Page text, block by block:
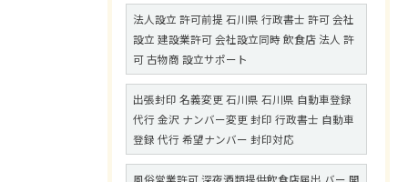
法人設立 許可前提 石川県 行政書士 許可 会社
設立 建設業許可 会社設立同時 飲食店 法人 許
可 古物商 設立サポート
出張封印 名義変更 石川県 石川県 自動車登録
代行 金沢 ナンバー変更 封印 行政書士 自動車
登録 代行 希望ナンバー 封印対応